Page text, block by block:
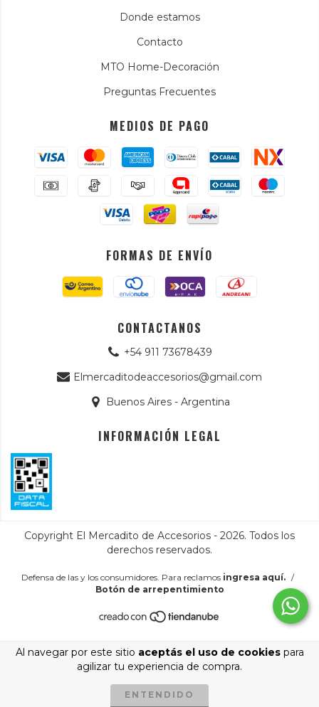
Al navegar por este sitio aceptás el uso de cookiespara
agilizar tu experiencia de compra.
ENTENDIDO
Donde estamos
Contacto
MTO Home-Decoración
Preguntas Frecuentes
MEDIOS DE PAGO
FORMAS DE ENVÍO
CONTACTANOS
+54 911 73678439
Elmercaditodeaccesorios@gmail.com
Buenos Aires - Argentina
INFORMACIÓN LEGAL
Copyright El Mercadito de Accesorios - 2026. Todos los
derechos reservados.
Defensa de las y los consumidores. Para reclamos ingresa aquí. /
Botón de arrepentimiento